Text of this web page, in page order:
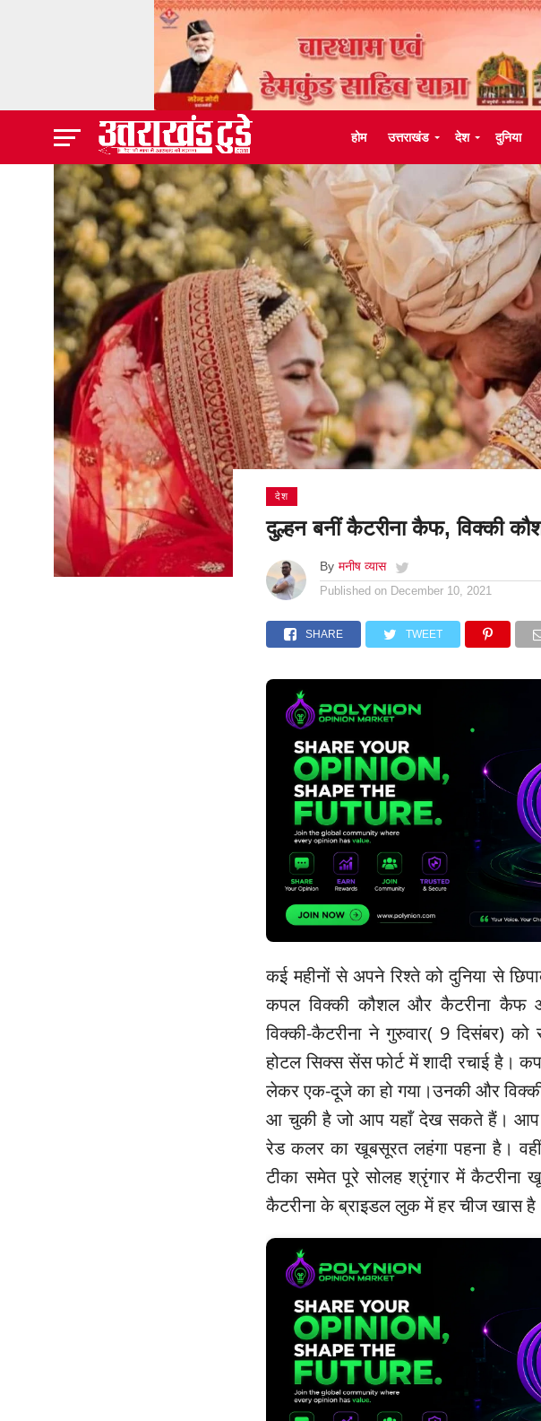
होम उत्तराखंड देश दुनिया
देश
दुल्हन बनीं कैटरीना कैफ, विक्की
By मनीष व्यास
Published on December 10, 2021
SHARE TWEET
कई महीनों से अपने रिश्ते को दुनिया से
कपल विक्की कौशल और कैटरीना कैफ
विक्की-कैटरीना ने गुरुवार( 9 दिसंबर) को
होटल सिक्स सेंस फोर्ट में शादी रचाई है।
लेकर एक-दूजे का हो गया।उनकी और
आ चुकी है जो आप यहाँ देख सकते हैं। आप
रेड कलर का खूबसूरत लहंगा पहना है।
टीका समेत पूरे सोलह श्रृंगार में
कैटरीना के ब्राइडल लुक में हर चीज खास